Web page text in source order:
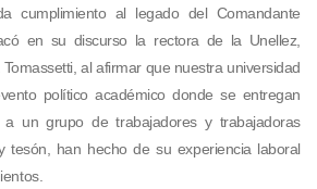
cumplimiento al legado del Comandante
en su discurso la rectora de la Unellez,
al afirmar que nuestra universidad
político académico donde se entregan
a un grupo de trabajadores y trabajadoras
tesón, han hecho de su experiencia laboral